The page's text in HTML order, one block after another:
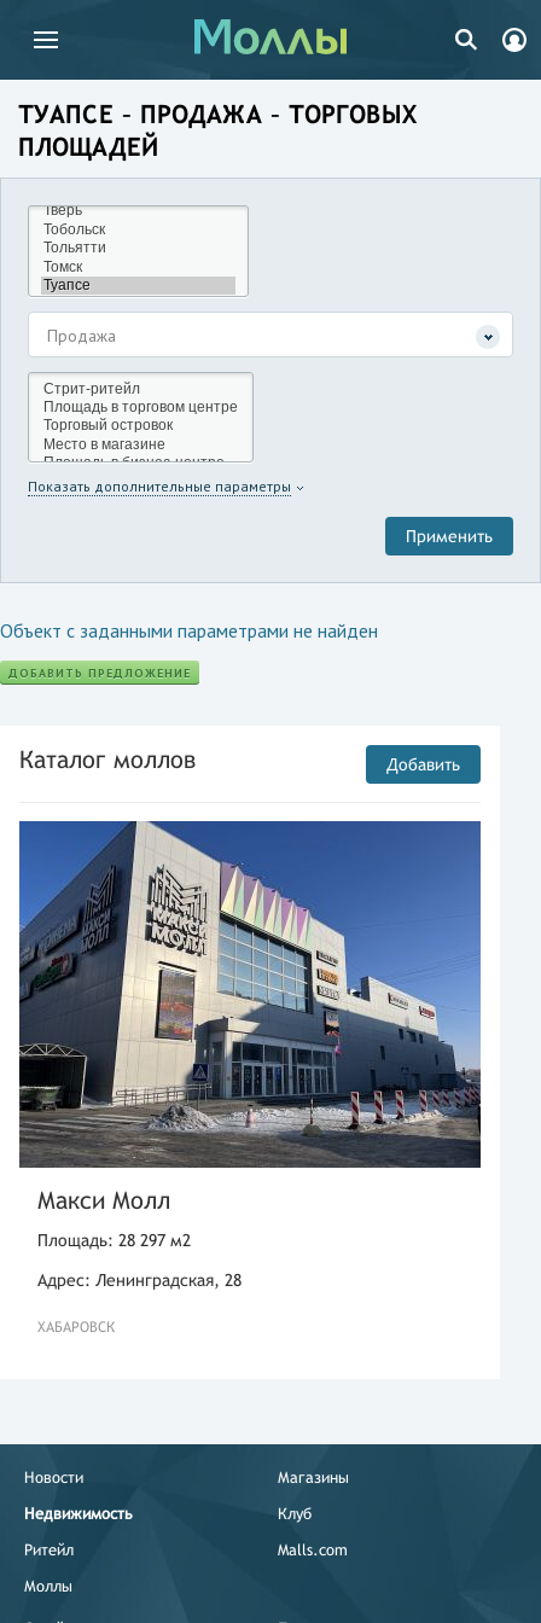
ТУАПСЕ – ПРОДАЖА – ТОРГОВЫХ
ПЛОЩАДЕЙ
Продажа
Показать дополнительные параметры
Объект с заданными параметрами не найден
ДОБАВИТЬ ПРЕДЛОЖЕНИЕ
Каталог моллов Добавить
Макси Молл
Площадь: 28 297 м2
Адрес: Ленинградская, 28
ХАБАРОВСК
Новости
Недвижимость
Ритейл
Моллы
Магазины
Клуб
Malls.com